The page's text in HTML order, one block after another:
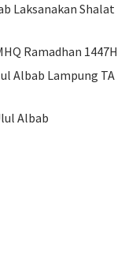
Laksanakan Shalat
Ramadhan 1447H
Albab Lampung TA
Albab